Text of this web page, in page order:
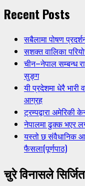
Recent Posts
सबैलामा पोषण
सशक्त वालिका
चीन–नेपाल सम्बन्ध
सुङ्ग
यी प्रदेशमा धेरै
आग्रह
ट्रम्पद्वारा अमेरिकी
नेपालमा ढुक्क भएर
यस्तो छ संवैधानिक
फैसला(पूर्णपाठ)
चुरे विनासले